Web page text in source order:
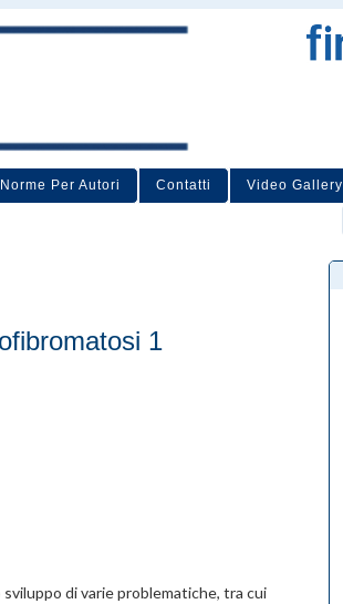
Norme Per Autori Contatti Video Gallery
1
di varie problematiche, tra cui